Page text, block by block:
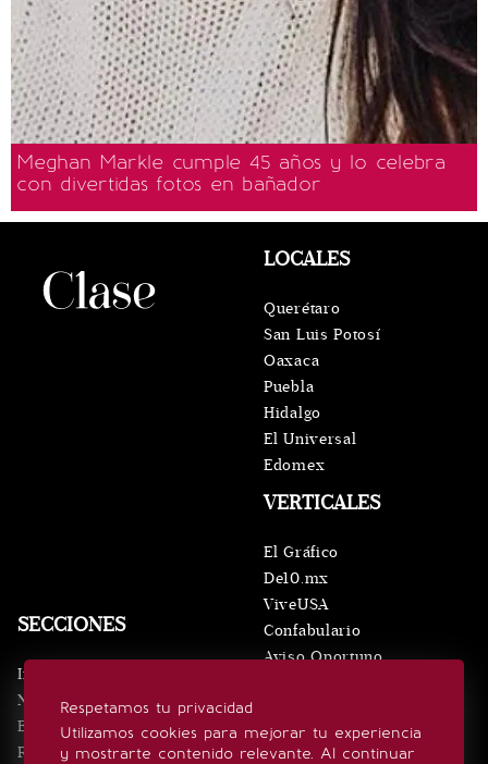
Meghan Markle cumple 45 años y lo celebra
con divertidas fotos en bañador
Respetamos tu privacidad
Utilizamos cookies para mejorar tu experiencia
y mostrarte contenido relevante. Al continuar
SECCIONES
Inicio
Noticias
Eventos
Realeza
VERTICALES
El Gráfico
De10.mx
ViveUSA
Confabulario
Aviso Oportuno
LOCALES
Querétaro
San Luis Potosí
Oaxaca
Puebla
Hidalgo
El Universal
Edomex